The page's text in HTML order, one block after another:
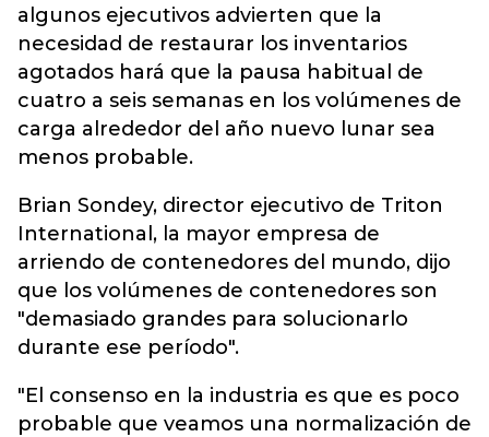
algunos ejecutivos advierten que la
necesidad de restaurar los inventarios
agotados hará que la pausa habitual de
cuatro a seis semanas en los volúmenes de
carga alrededor del año nuevo lunar sea
menos probable.
Brian Sondey, director ejecutivo de Triton
International, la mayor empresa de
arriendo de contenedores del mundo, dijo
que los volúmenes de contenedores son
"demasiado grandes para solucionarlo
durante ese período".
"El consenso en la industria es que es poco
probable que veamos una normalización de